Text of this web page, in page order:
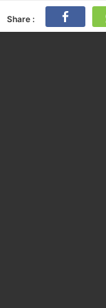
Share :